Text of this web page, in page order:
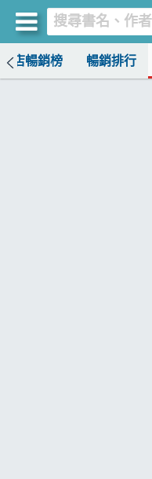
書店暢銷榜 暢銷排行
買書網